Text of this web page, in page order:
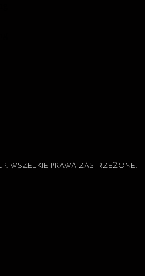
WSZELKIE PRAWA ZASTRZEŻONE.